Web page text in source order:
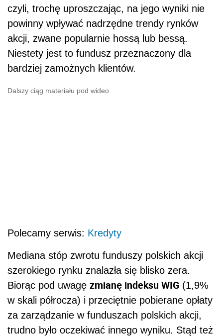
czyli, trochę uproszczając, na jego wyniki nie
powinny wpływać nadrzędne trendy rynków
akcji, zwane popularnie hossą lub bessą.
Niestety jest to fundusz przeznaczony dla
bardziej zamożnych klientów.
Dalszy ciąg materiału pod wideo
Polecamy serwis: Kredyty
Mediana stóp zwrotu funduszy polskich akcji
szerokiego rynku znalazła się blisko zera.
Biorąc pod uwagę zmianę indeksu WIG (1,9%
w skali półrocza) i przeciętnie pobierane opłaty
za zarządzanie w funduszach polskich akcji,
trudno było oczekiwać innego wyniku. Stąd też